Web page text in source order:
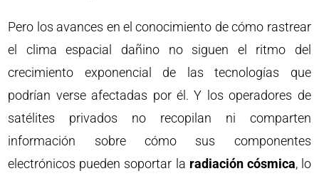
Pero los avances en el conocimiento de cómo rastrear
el clima espacial dañino no siguen el ritmo del
crecimiento exponencial de las tecnologías que
podrían verse afectadas por él. Y los operadores de
satélites privados no recopilan ni comparten
información sobre cómo sus componentes
electrónicos pueden soportar la radiación cósmica, lo